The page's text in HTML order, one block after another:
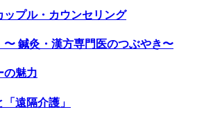
ップル・カウンセリング
鍼灸・漢方専門医のつぶやき〜
の魅力
遠隔介護」